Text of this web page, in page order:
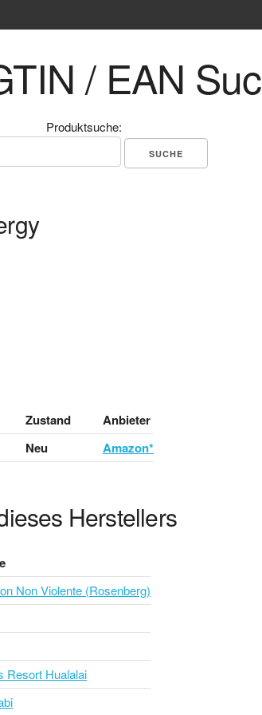
/ EAN
Produktsuche:
Zustand
Anbieter
Neu Amazon*
Herstellers
Non Violente (Rosenberg)
Resort Hualalai